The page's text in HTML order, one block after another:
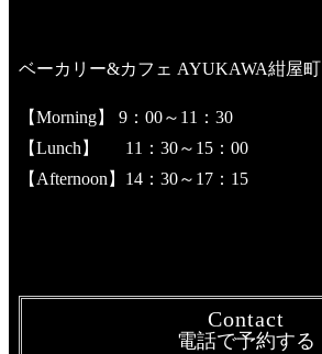
ベーカリー&カフェ AYUKAWA紺屋町
【Morning】 9：00～11：30
【Lunch】 11：30～15：00
【Afternoon】14：30～17：15
Contact
電話で予約する